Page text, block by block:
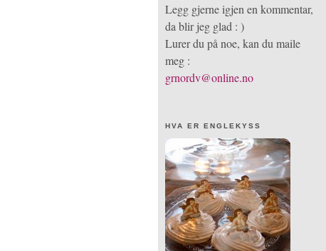
Legg gjerne igjen en kommentar,
da blir jeg glad : )
Lurer du på noe, kan du maile
meg :
grnordv@online.no
HVA ER ENGLEKYSS